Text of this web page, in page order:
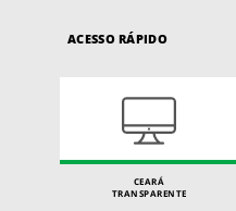
ACESSO RÁPIDO
CEARÁ
TRANSPARENTE